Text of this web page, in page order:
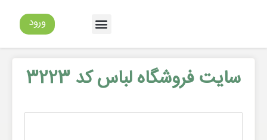
ورود
سایت فروشگاه لباس کد 3223